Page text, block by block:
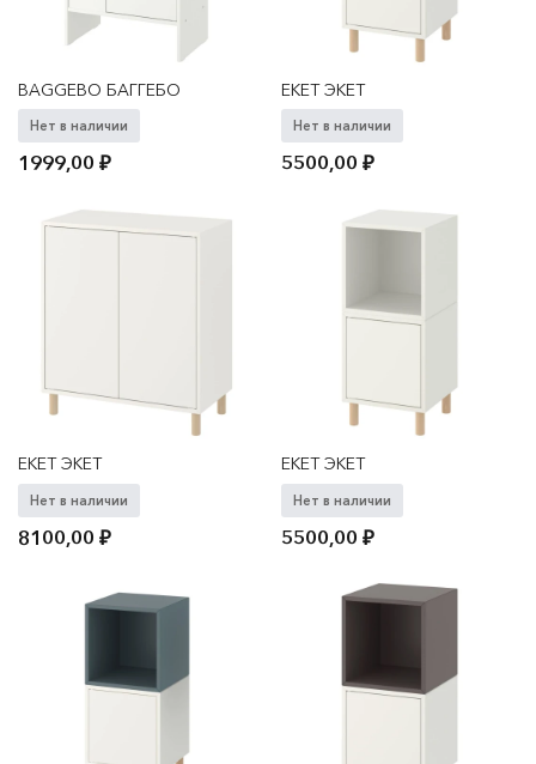
BAGGEBO БАГГЕБО
Нет в наличии
1999,00₽
EKET ЭКЕТ
Нет в наличии
5500,00₽
EKET ЭКЕТ
Нет в наличии
8100,00₽
EKET ЭКЕТ
Нет в наличии
5500,00₽